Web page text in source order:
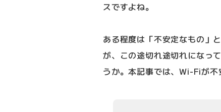
スですよね。
ある程度は「不安定なもの」
が、この途切れ途切れになっ
うか。本記事では、Wi-Fiが不